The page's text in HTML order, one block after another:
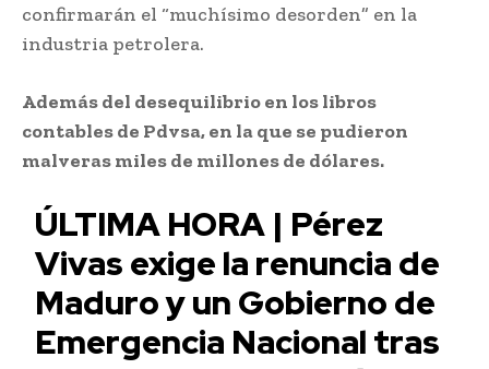
confirmarán el “muchísimo desorden” en la
industria petrolera.
Además del desequilibrio en los libros
contables de Pdvsa, en la que se pudieron
malveras miles de millones de dólares.
ÚLTIMA HORA | Pérez
Vivas exige la renuncia de
Maduro y un Gobierno de
Emergencia Nacional tras